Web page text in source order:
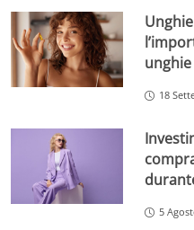
unghie
18
5